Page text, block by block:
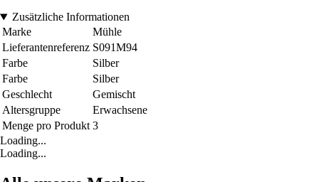
Zusätzliche Informationen
Marke
Mühle
Lieferantenreferenz S091M94
Farbe
Silber
Farbe
Silber
Geschlecht
Gemischt
Altersgruppe
Erwachsene
Menge pro Produkt 3
Loading...
Loading...